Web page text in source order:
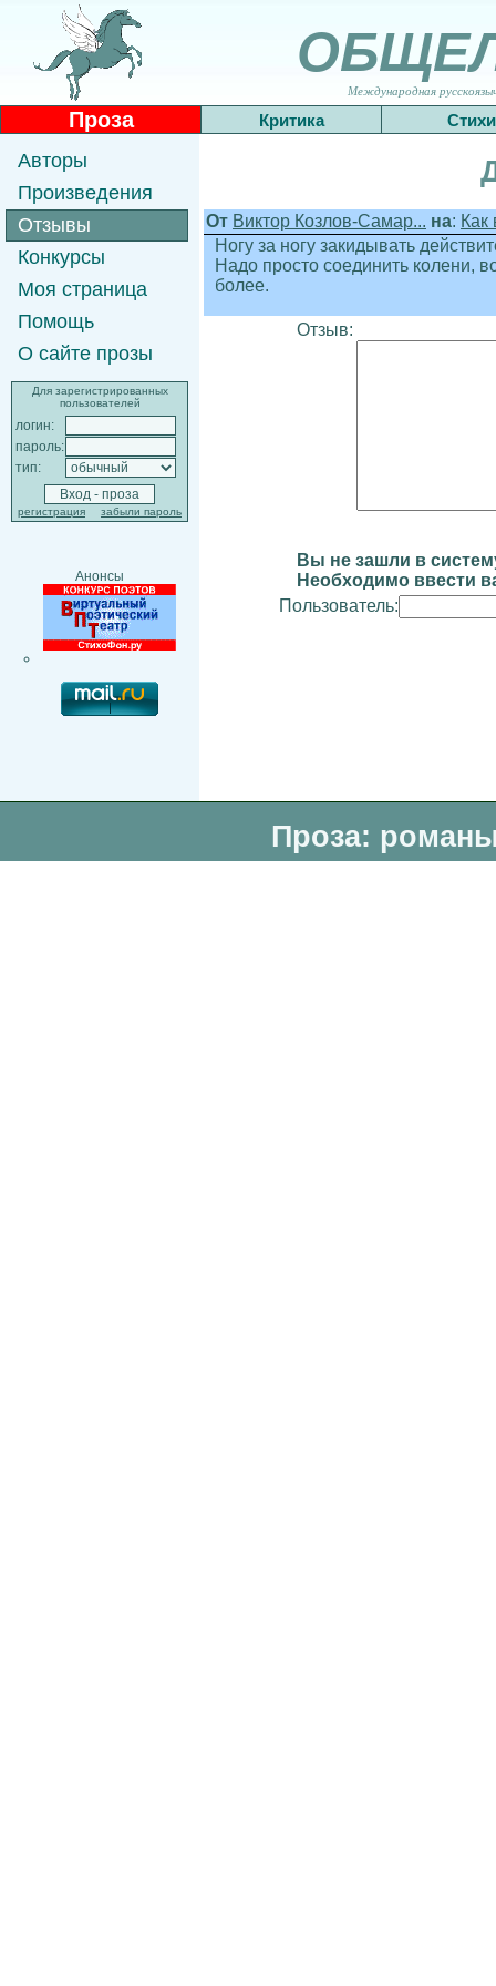
Международная
Проза Критика Стихи
Авторы
Произведения
Отзывы
Конкурсы
Моя страница
Помощь
О сайте прозы
Для зарегистрированных
пользователей
логин:
пароль:
тип:
регистрация забыли пароль
Анонсы
От Виктор Козлов-Самар... на: Как
Ногу за ногу закидывать
Надо просто соединить колени,
более.
Отзыв:
Вы не зашли в
Необходимо ввести
Пользователь:
Проза: